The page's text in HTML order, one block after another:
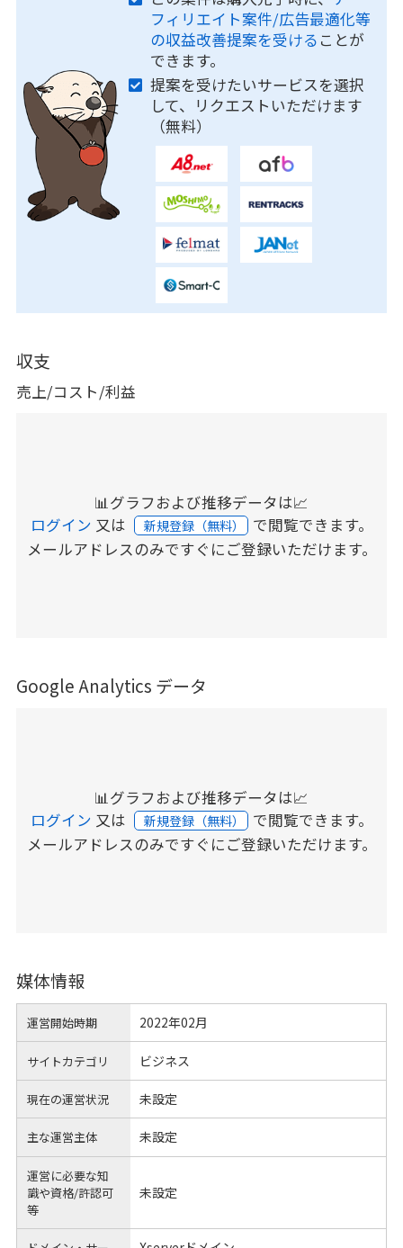
フィリエイト案件/広告最適化等
の収益改善提案を受ける ことが
できます。
提案を受けたいサービスを選択
して、リクエストいただけます
（無料）
収支
売上/コスト/利益
📊グラフおよび推移データは📈
ログイン 又は 新規登録（無料） で閲覧できます。
メールアドレスのみですぐにご登録いただけます。
Google Analytics データ
📊グラフおよび推移データは📈
ログイン 又は 新規登録（無料） で閲覧できます。
メールアドレスのみですぐにご登録いただけます。
媒体情報
運営開始時期 2022年02月
サイトカテゴリ ビジネス
現在の運営状況 未設定
主な運営主体 未設定
運営に必要な知
識や資格/許認可
等
未設定